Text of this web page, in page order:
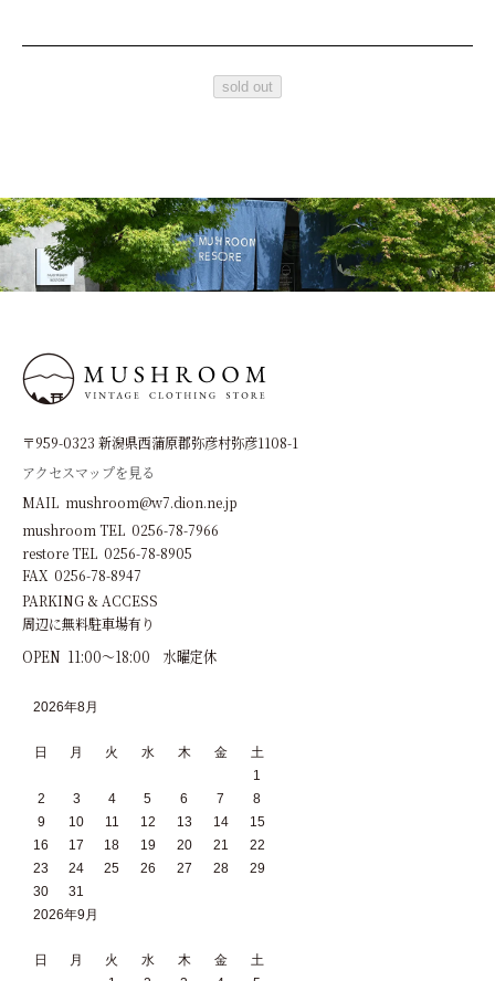
sold out
〒959-0323 新潟県西蒲原郡弥彦村弥彦1108-1
アクセスマップを見る
MAIL mushroom@w7.dion.ne.jp
mushroom TEL 0256-78-7966
restore TEL 0256-78-8905
FAX 0256-78-8947
PARKING & ACCESS
周辺に無料駐車場有り
OPEN 11:00～18:00 水曜定休
2026年8月
日 月 火 水 木 金
土
1
2
3 4 5 6 7
8
9
10 11 12 13 14
15
16
17 18 19 20 21
22
23
24 25 26 27 28
29
30
31
2026年9月
日 月 火 水 木 金
土